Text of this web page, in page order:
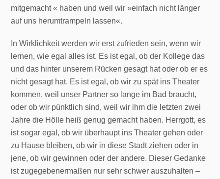
mitgemacht « haben und weil wir »einfach nicht länger
auf uns herumtrampeln lassen«.
In Wirklichkeit werden wir erst zufrieden sein, wenn wir
lernen, wie egal alles ist. Es ist egal, ob der Kollege das
und das hinter unserem Rücken gesagt hat oder ob er es
nicht gesagt hat. Es ist egal, ob wir zu spät ins Theater
kommen, weil unser Partner so lange im Bad braucht,
oder ob wir pünktlich sind, weil wir ihm die letzten zwei
Jahre die Hölle heiß genug gemacht haben. Herrgott, es
ist sogar egal, ob wir überhaupt ins Theater gehen oder
zu Hause bleiben, ob wir in diese Stadt ziehen oder in
jene, ob wir gewinnen oder der andere. Dieser Gedanke
ist zugegebenermaßen nur sehr schwer auszuhalten –